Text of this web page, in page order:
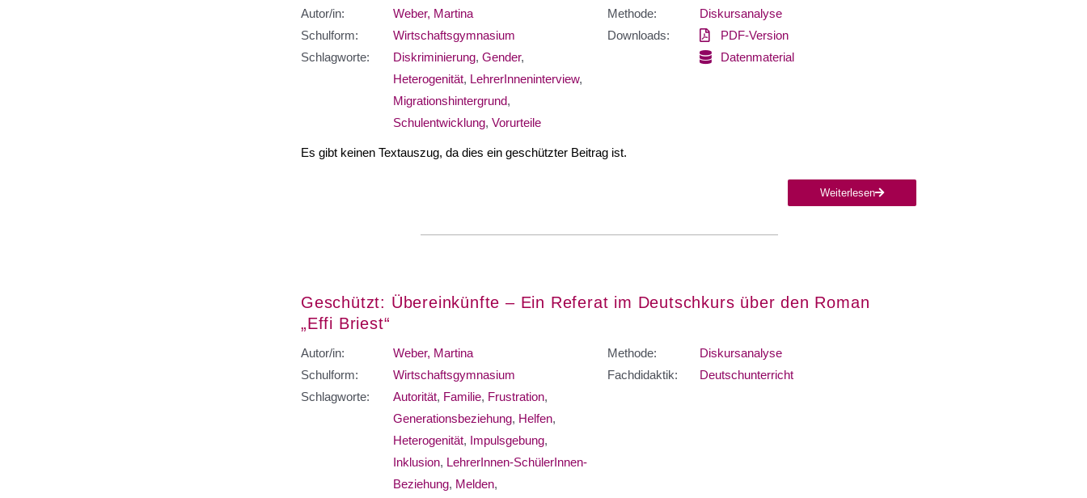
Autor/in:
Weber, Martina
Schulform:
Wirtschaftsgymnasium
Schlagworte:
Diskriminierung, Gender,
Heterogenität, LehrerInneninterview,
Migrationshintergrund,
Schulentwicklung, Vorurteile
Methode:
Diskursanalyse
Downloads:
PDF-Version
Datenmaterial
Es gibt keinen Textauszug, da dies ein geschützter Beitrag ist.
Weiterlesen
Geschützt: Übereinkünfte – Ein Referat im Deutschkurs über den Roman
„Effi Briest“
Autor/in:
Weber, Martina
Schulform:
Wirtschaftsgymnasium
Schlagworte:
Autorität, Familie, Frustration,
Generationsbeziehung, Helfen,
Heterogenität, Impulsgebung,
Inklusion, LehrerInnen-SchülerInnen-
Beziehung, Melden,
Methode:
Diskursanalyse
Fachdidaktik:
Deutschunterricht